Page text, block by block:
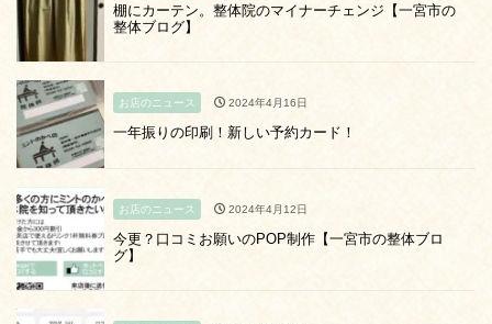
棚にカーテン。整体院のマイナーチェンジ【一宮市の
整体ブログ】
お店のニュース 2024年4月16日
一年振りの印刷！新しい予約カード！
お店のニュース 2024年4月12日
今更？口コミお願いのPOP制作【一宮市の整体ブロ
グ】